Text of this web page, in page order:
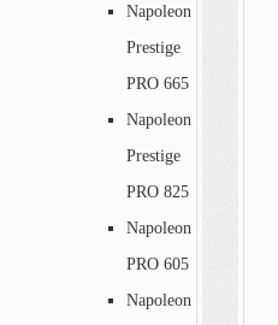
Napoleon
Prestige
PRO 665
Napoleon
Prestige
PRO 825
Napoleon
PRO 605
Napoleon